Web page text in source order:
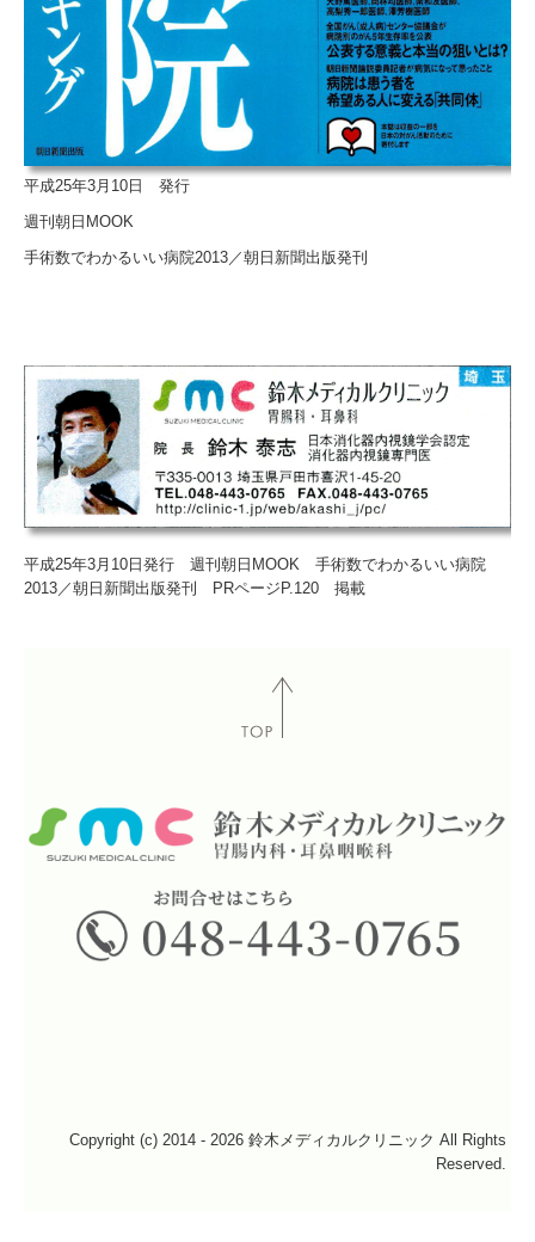
平成25年3月10日 発行
週刊朝日MOOK
手術数でわかるいい病院2013／朝日新聞出版発刊
平成25年3月10日発行 週刊朝日MOOK 手術数でわかるいい病院
2013／朝日新聞出版発刊 PRページP.120 掲載
Copyright (c) 2014 - 2026 鈴木メディカルクリニック All Rights
Reserved.